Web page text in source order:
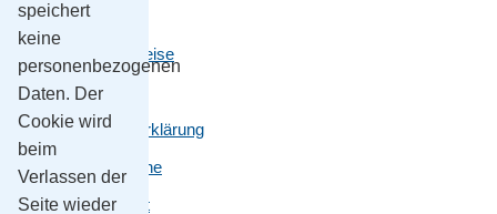
speichert
keine
personenbezogenen
Daten. Der
Cookie wird
beim
Verlassen der
Seite wieder
Kontakt & Anreise
Impressum
Datenschutzerklärung
Leichte Sprache
Barrierefreiheit